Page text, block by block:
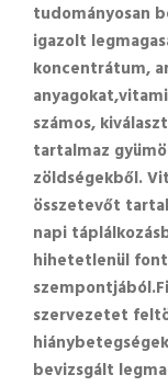
tudományosan
igazolt
koncentrátum,
számos,
tartalmaz
zöldségekből.
összetevőt
napi
hihetetlenül
szempontjából.
szervezetet
bevizsgált